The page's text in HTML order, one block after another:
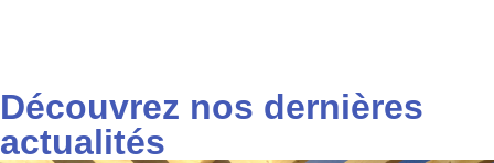
Découvrez nos dernières
actualités